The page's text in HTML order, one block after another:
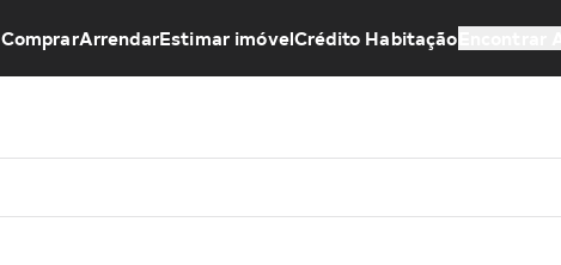
ComprarArrendarEstimar imóvelCrédito Habitação